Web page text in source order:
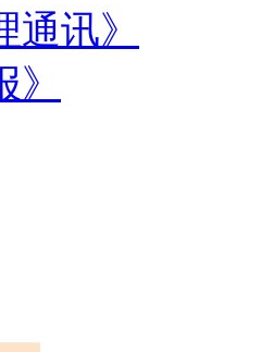
通讯》